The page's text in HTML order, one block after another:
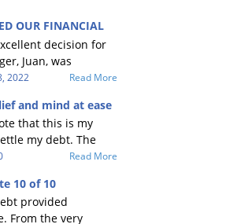
OUR FINANCIAL
Points / 90 K in debt
decision for
Juan, was
He and Julio
was quickly
of our questions
were able to clear
in debt in a few
payment.
opportunity to
the right way.
2022 Read More
and mind at ease
that this is my
my debt. The
company gave me
a charge off on my
they are paid
Read More
10 of 10
provided
From the very